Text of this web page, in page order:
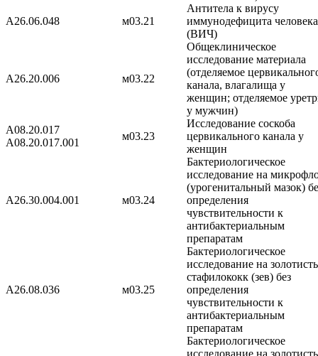
A26.06.048 м03.21
Антитела к вирусу
иммунодефицита человека
(ВИЧ)
A26.20.006 м03.22
Общеклиническое
исследование материала
(отделяемое
канала, влагалища у
женщин; отделяемое
у мужчин)
A08.20.017
A08.20.017.001
м03.23
Исследование соскоба
цервикального канала у
женщин
А26.30.004.001 м03.24
Бактериологическое
исследование на
(урогенитальный мазок)
определения
чувствительности к
антибактериальным
препаратам
A26.08.036 м03.25
Бактериологическое
исследование на
стафилококк (зев) без
определения
чувствительности к
антибактериальным
препаратам
Бактериологическое
исследование на